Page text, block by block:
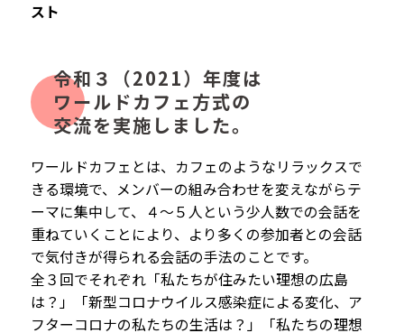
スト
令和３（2021）年度は
ワールドカフェ方式の
交流を実施しました。
ワールドカフェとは、カフェのようなリラックスで
きる環境で、メンバーの組み合わせを変えながらテ
ーマに集中して、４～５人という少人数での会話を
重ねていくことにより、より多くの参加者との会話
で気付きが得られる会話の手法のことです。
全３回でそれぞれ「私たちが住みたい理想の広島
は？」「新型コロナウイルス感染症による変化、ア
フターコロナの私たちの生活は？」「私たちの理想